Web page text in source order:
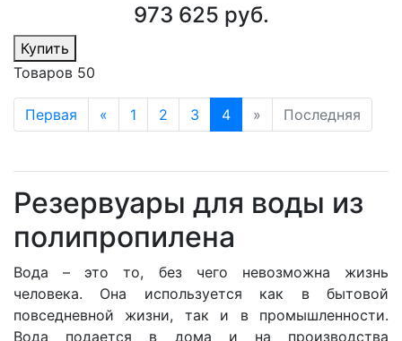
973 625 руб.
Купить
Товаров 50
Первая « 1 2 3 4 » Последняя
Резервуары для воды из
полипропилена
Вода – это то, без чего невозможна жизнь
человека. Она используется как в бытовой
повседневной жизни, так и в промышленности.
Вода подается в дома и на производства